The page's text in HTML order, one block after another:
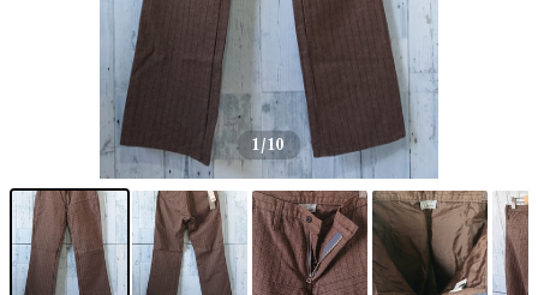
1/10